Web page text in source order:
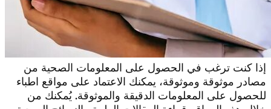
إذا كنت ترغب في الحصول على المعلومات الصحية من
مصادر موثوقة وموثوقة، يمكنك الاعتماد على مواقع اطباء
للحصول على المعلومات الدقيقة والموثوقة. يُمكنك من